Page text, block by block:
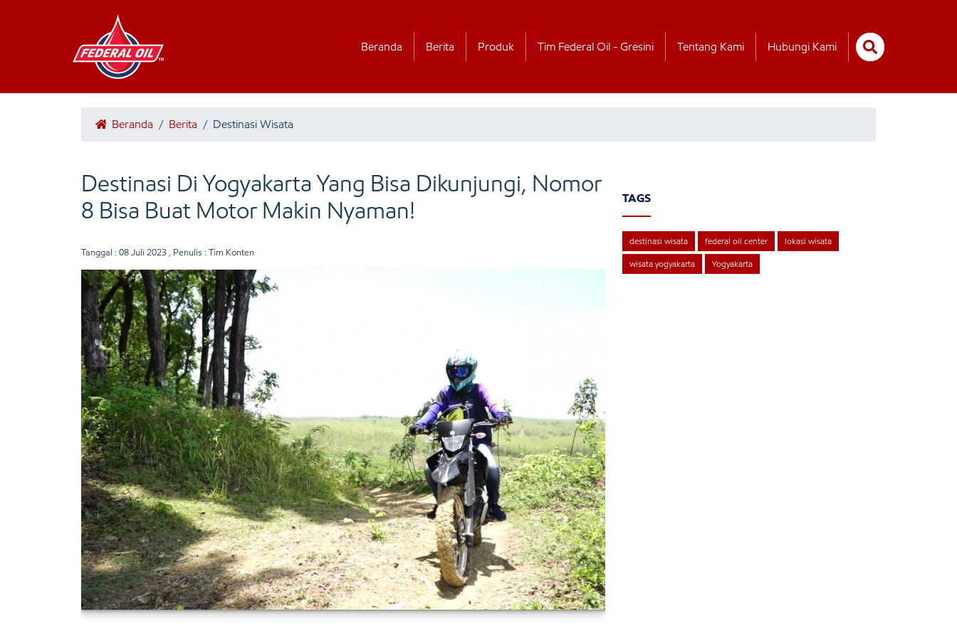
Beranda Berita Produk Tim Federal Oil - Gresini Tentang Kami Hubungi Kami
Beranda / Berita / Destinasi Wisata
Destinasi Di Yogyakarta Yang Bisa Dikunjungi, Nomor
8 Bisa Buat Motor Makin Nyaman!
Tanggal : 08 Juli 2023 , Penulis : Tim Konten
TAGS
destinasi wisata federal oil center lokasi wisata
wisata yogyakarta Yogyakarta